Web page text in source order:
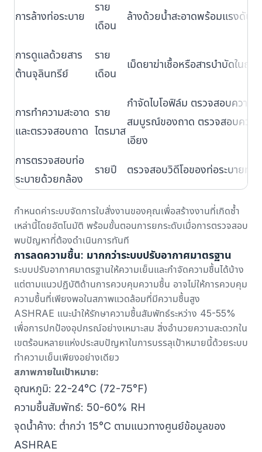
การล้างท่อระบาย
ราย
เดือน
ล้างด้วยน้ำสะอาดพร้อมแรงดัน
การดูแลด้วยสาร
ต้านจุลินทรีย์
ราย
เดือน
เม็ดยาฆ่าเชื้อหรือสารบำบัดในถาด
การทำความสะอาด
และตรวจสอบถาด
ราย
ไตรมาส
กำจัดไบโอฟิล์ม ตรวจสอบความ
สมบูรณ์ของถาด ตรวจสอบความ
เอียง
การตรวจสอบท่อ
ระบายด้วยกล้อง
รายปี ตรวจสอบวิดีโอของท่อระบายทั้ง
กำหนดค่าระบบจัดการใบสั่งงานของคุณเพื่อสร้างงานที่เกิดซ้ำ
เหล่านี้โดยอัตโนมัติ พร้อมขั้นตอนการยกระดับเมื่อการตรวจสอบ
พบปัญหาที่ต้องดำเนินการทันที
การลดความชื้น: มากกว่าระบบปรับอากาศมาตรฐาน
ระบบปรับอากาศมาตรฐานให้ความเย็นและกำจัดความชื้นได้บ้าง
แต่ตามแนวปฏิบัติด้านการควบคุมความชื้น อาจไม่ให้การควบคุม
ความชื้นที่เพียงพอในสภาพแวดล้อมที่มีความชื้นสูง
ASHRAE แนะนำให้รักษาความชื้นสัมพัทธ์ระหว่าง 45-55%
เพื่อการปกป้องอุปกรณ์อย่างเหมาะสม สิ่งอำนวยความสะดวกใน
เขตร้อนหลายแห่งประสบปัญหาในการบรรลุเป้าหมายนี้ด้วยระบบ
ทำความเย็นเพียงอย่างเดียว
สภาพภายในเป้าหมาย:
อุณหภูมิ: 22-24°C (72-75°F)
ความชื้นสัมพัทธ์: 50-60% RH
จุดน้ำค้าง: ต่ำกว่า 15°C ตามแนวทางศูนย์ข้อมูลของ
ASHRAE